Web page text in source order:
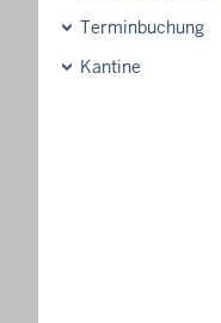
Terminbuchung
Kantine